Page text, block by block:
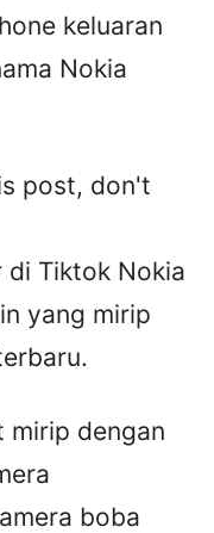
keluaran
Nokia
post, don't
di Tiktok Nokia
yang mirip
mirip dengan
boba